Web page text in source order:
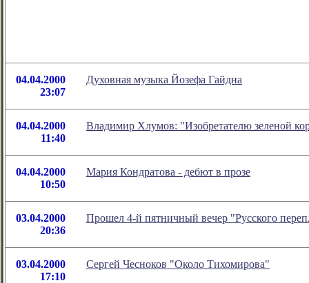
04.04.2000
23:07
Духовная музыка Йозефа Гайдна
04.04.2000
11:40
Владимир Хлумов: "Изобретателю зеленой
04.04.2000
10:50
Мария Кондратова - дебют в прозе
03.04.2000
20:36
Прошел 4-й пятничный вечер "Русского
03.04.2000
17:10
Сергей Чесноков "Около Тихомирова"